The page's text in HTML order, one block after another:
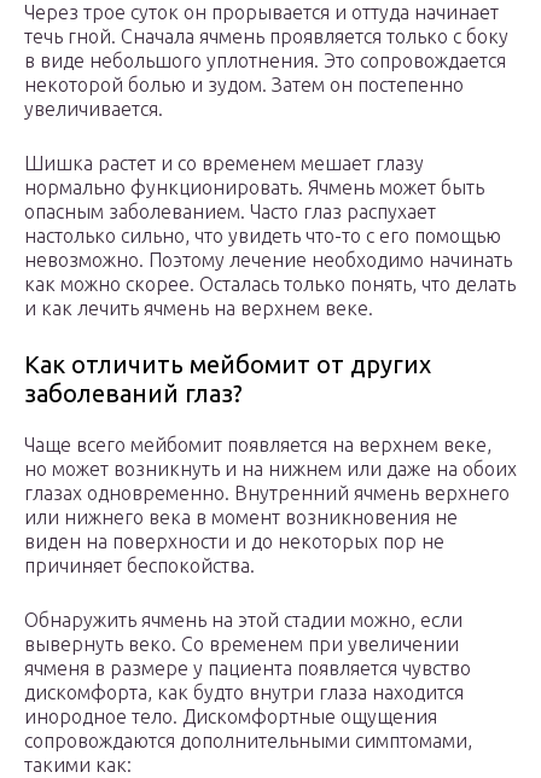
Через трое суток он прорывается и оттуда начинает
течь гной. Сначала ячмень проявляется только с боку
в виде небольшого уплотнения. Это сопровождается
некоторой болью и зудом. Затем он постепенно
увеличивается.
Шишка растет и со временем мешает глазу
нормально функционировать. Ячмень может быть
опасным заболеванием. Часто глаз распухает
настолько сильно, что увидеть что-то с его помощью
невозможно. Поэтому лечение необходимо начинать
как можно скорее. Осталась только понять, что делать
и как лечить ячмень на верхнем веке.
Как отличить мейбомит от других
заболеваний глаз?
Чаще всего мейбомит появляется на верхнем веке,
но может возникнуть и на нижнем или даже на обоих
глазах одновременно. Внутренний ячмень верхнего
или нижнего века в момент возникновения не
виден на поверхности и до некоторых пор не
причиняет беспокойства.
Обнаружить ячмень на этой стадии можно, если
вывернуть веко. Со временем при увеличении
ячменя в размере у пациента появляется чувство
дискомфорта, как будто внутри глаза находится
инородное тело. Дискомфортные ощущения
сопровождаются дополнительными симптомами,
такими как: